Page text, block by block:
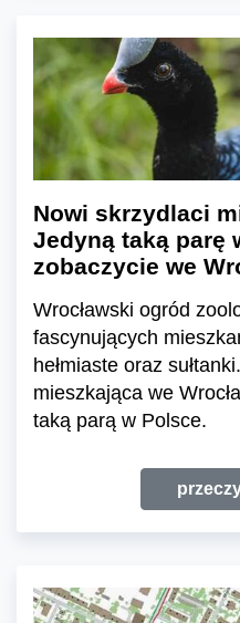
Nowi skrzydlaci
Jedyną taką parę
zobaczycie we
Wrocławski ogród
fascynujących
hełmiaste oraz
mieszkająca we
taką parą w Polsce.